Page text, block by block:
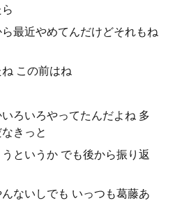
最近やめてんだけどそれもね
この前はね
ろいろやってたんだよね 多
きっと
というか でも後から振り返
ないしでも いっつも葛藤あ